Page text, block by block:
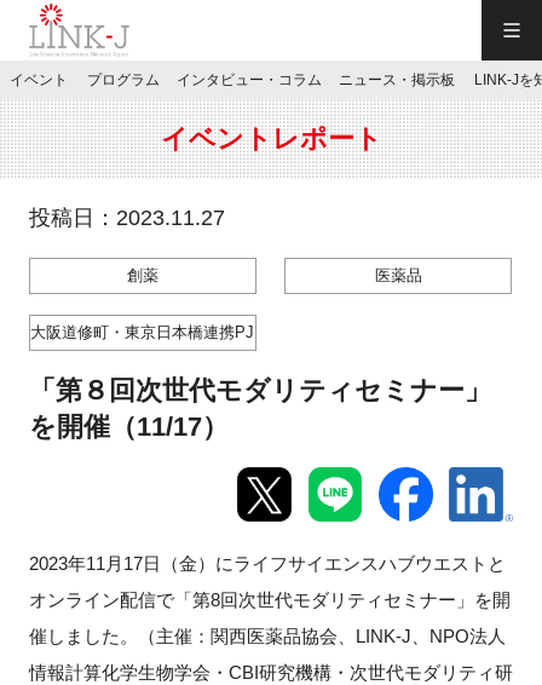
JP／EN
特別会員専用メニュー
お問い合わせ
イベント
イベント プログラム インタビュー・コラム ニュース・掲示板 LINK-Jを
イベントレポート
投稿日：2023.11.27
創薬 医薬品
大阪道修町・東京日本橋連携PJ
「第８回次世代モダリティセミナー」
を開催（11/17）
2023年11月17日（金）にライフサイエンスハブウエストと
オンライン配信で「第8回次世代モダリティセミナー」を開
催しました。
（主催：関西医薬品協会、LINK-J、NPO法人
情報計算化学生物学会・CBI研究機構・次世代モダリティ研